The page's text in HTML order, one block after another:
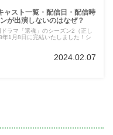
ャスト一覧・配信日・配信時
が出演しないのはなぜ？
ラマ「還魂」のシーズン2（正し
年1月8日に完結いたしました！シ
2024.02.07